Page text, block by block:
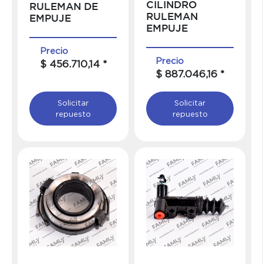
RULEMAN DE
EMPUJE
Precio
$ 456.710,14 *
Solicitar
repuesto
CILINDRO
RULEMAN
EMPUJE
Precio
$ 887.046,16 *
Solicitar
repuesto